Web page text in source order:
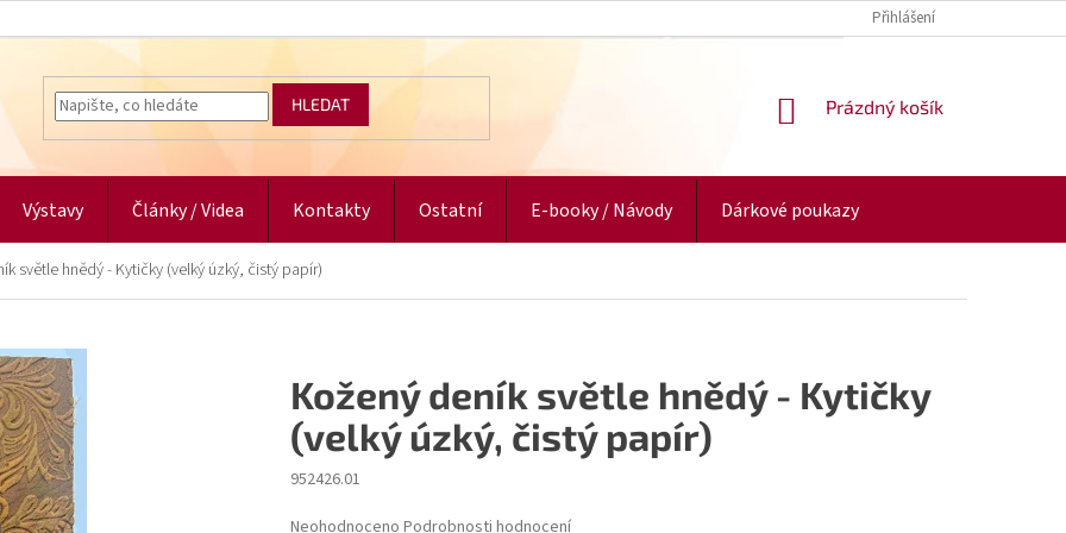
Přihlášení
HLEDAT
NÁKUPNÍ
Prázdný košík
Výstavy Články / Videa Kontakty Ostatní E-booky / Návody Dárkové poukazy
světle hnědý - Kytičky (velký úzký, čistý papír)
Kožený deník světle hnědý - Kytičky
(velký úzký, čistý papír)
952426.01
Průměrné
Neohodnoceno Podrobnosti hodnocení